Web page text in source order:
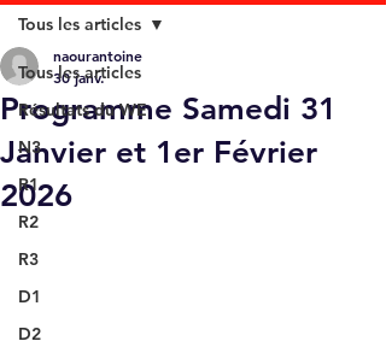
Tous les articles
Résultats du WE
N3
R1
R2
R3
D1
D2
Tous les articles
Programme Samedi 31
Janvier et 1er Février
2026
naourantoine
30 janv.